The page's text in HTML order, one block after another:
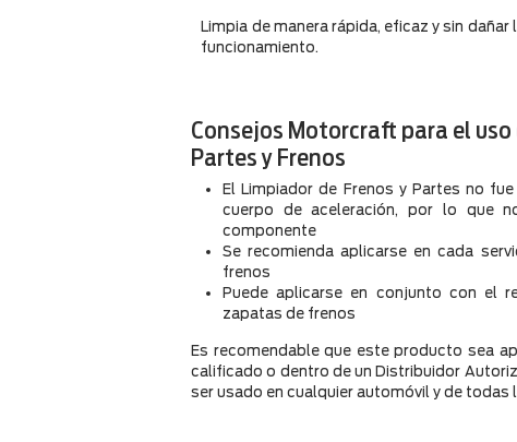
Limpia de manera rápida, eficaz y sin
funcionamiento.
Consejos Motorcraft para el
Partes y Frenos
El Limpiador de Frenos y Partes no
cuerpo de aceleración, por lo que
componente
Se recomienda aplicarse en cada
frenos
Puede aplicarse en conjunto con el
zapatas de frenos
Es recomendable que este producto sea
calificado o dentro de un Distribuidor
ser usado en cualquier automóvil y de todas